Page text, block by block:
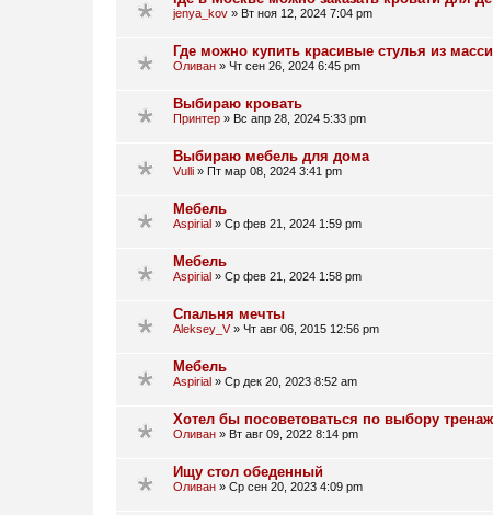
jenya_kov » Вт ноя 12, 2024 7:04 pm
Где можно купить красивые стулья из
Оливан » Чт сен 26, 2024 6:45 pm
Выбираю кровать
Принтер » Вс апр 28, 2024 5:33 pm
Выбираю мебель для дома
Vulli » Пт мар 08, 2024 3:41 pm
Мебель
Aspirial » Ср фев 21, 2024 1:59 pm
Мебель
Aspirial » Ср фев 21, 2024 1:58 pm
Спальня мечты
Aleksey_V» Чт авг 06, 2015 12:56 pm
Мебель
Aspirial » Ср дек 20, 2023 8:52 am
Хотел бы посоветоваться по выбору
Оливан » Вт авг 09, 2022 8:14 pm
Ищу стол обеденный
Оливан » Ср сен 20, 2023 4:09 pm